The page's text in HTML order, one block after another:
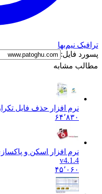
نیم‌بها
فایل:
مشابه
نرم افزار حذف فایل تکراری
۶۴٬۸۳۰
نرم افزار اسکن و پاکسازی
v4.1.4
۴۵٬۰۶۰